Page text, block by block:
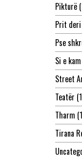
Pikturë
Prit deri
Pse
Si e
Street
Teatër
Tharm
Tirana